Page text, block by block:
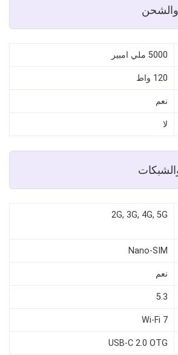
والشحن
5000 ملي امبير
120 واط
نعم
لا
2G, 3G, 4G, 5G
Nano‑SIM
نعم
5.3
Wi‑Fi 7
USB‑C 2.0 OTG